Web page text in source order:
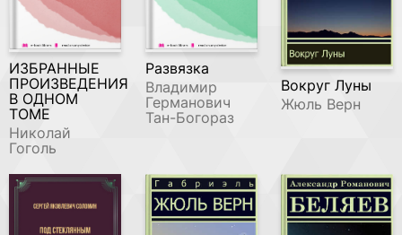
ИЗБРАННЫЕ
ПРОИЗВЕДЕНИЯ
В ОДНОМ
ТОМЕ
Николай
Гоголь
Развязка
Владимир
Германович
Тан-Богораз
Вокруг Луны
Жюль Верн